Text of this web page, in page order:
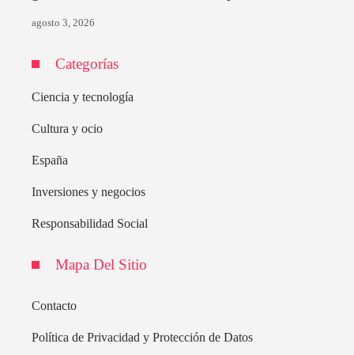
agosto 3, 2026
Categorías
Ciencia y tecnología
Cultura y ocio
España
Inversiones y negocios
Responsabilidad Social
Mapa Del Sitio
Contacto
Política de Privacidad y Protección de Datos